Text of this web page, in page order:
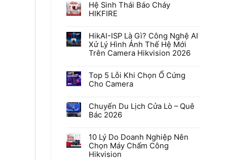
Hệ Sinh Thái Báo Cháy
HIKFIRE
bình
luận
ở
Hệ
Báo
Cháy
HIKFIRE
HikAI-ISP Là Gì? Công Nghệ AI
Xử Lý Hình Ảnh Thế Hệ Mới
Trên Camera Hikvision 2026
bình
luận
ở
Là
Gì?
Công
Xử
Lý
Hình
Ảnh
Top 5 Lỗi Khi Chọn Ổ Cứng
Cho Camera
bình
luận
ở
Lỗi
Khi
Chọn
Ổ
Chuyến Du Lịch Cửa Lò – Quê
Bác 2026
bình
luận
ở
Chuyến
10 Lý Do Doanh Nghiệp Nên
Chọn Máy Chấm Công
Hikvision